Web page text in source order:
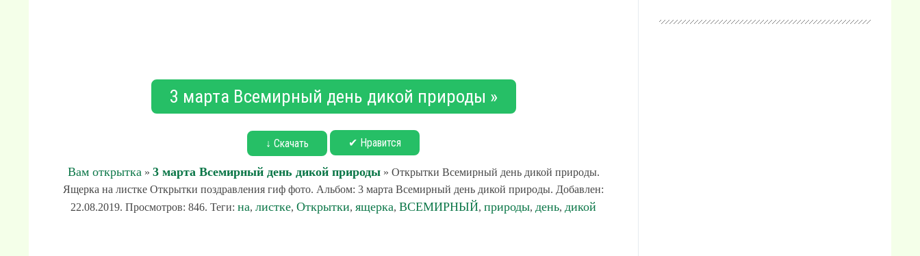
3 марта Всемирный день дикой природы »
↓ Скачать ✔ Нравится
Вам открытка » 3 марта Всемирный день дикой природы» Открытки Всемирный день дикой природы.
Ящерка на листке Открытки поздравления гиф фото. Альбом: 3 марта Всемирный день дикой природы. Добавлен:
22.08.2019. Просмотров: 846. Теги: на, листке, Открытки, ящерка, ВСЕМИРНЫЙ, природы, день, дикой